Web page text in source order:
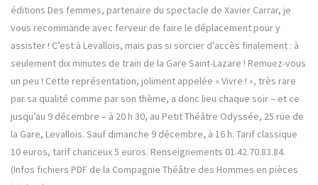
éditions Des femmes, partenaire du spectacle de Xavier Carrar, je
vous recommande avec ferveur de faire le déplacement pour y
assister ! C’est à Levallois, mais pas si sorcier d’accès finalement : à
seulement dix minutes de train de la Gare Saint-Lazare ! Remuez-vous
un peu ! Cette représentation, joliment appelée « Vivre ! », très rare
par sa qualité comme par son thème, a donc lieu chaque soir – et ce
jusqu’au 9 décembre – à 20 h 30, au Petit Théâtre Odyssée, 25 rue de
la Gare, Levallois. Sauf dimanche 9 décembre, à 16 h. Tarif classique
10 euros, tarif chanceux 5 euros. Renseignements 01.42.70.83.84.
(Infos fichiers PDF de la Compagnie Théâtre des Hommes en pièces